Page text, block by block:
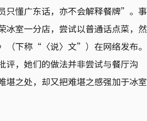
只懂广东话，亦不会解释餐牌”。事
室一分店，尝试以普通话点菜，然
（下称“〈说〉文”）在网络发布。
评，她们的做法并非尝试与餐厅沟
之处，却又把难堪之感强加于冰室